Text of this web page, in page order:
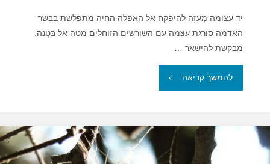
יד עצומה מְעֵזָה להיפקח אל האפלה החיה מתפלשת בבשר
האדמה סורגת עצמה עם השורשים הזוחלים מטה אל בִּטְנה.
מבקשת להישאר …
להמשך קריאה "ידיים"